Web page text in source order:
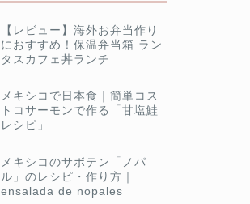
【レビュー】海外お弁当作り
におすすめ！保温弁当箱 ラン
タスカフェ丼ランチ
メキシコで日本食｜簡単コス
トコサーモンで作る「甘塩鮭
レシピ」
メキシコのサボテン「ノパ
ル」のレシピ・作り方｜
ensalada de nopales